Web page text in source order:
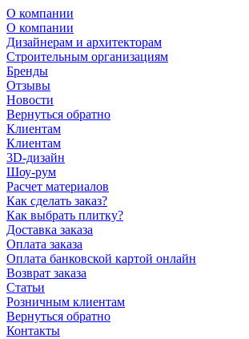
О компании
О компании
Дизайнерам и архитекторам
Строительным организациям
Бренды
Отзывы
Новости
Вернуться обратно
Клиентам
Клиентам
3D-дизайн
Шоу-рум
Расчет материалов
Как сделать заказ?
Как выбрать плитку?
Доставка заказа
Оплата заказа
Оплата банковской картой онлайн
Возврат заказа
Статьи
Розничным клиентам
Вернуться обратно
Контакты